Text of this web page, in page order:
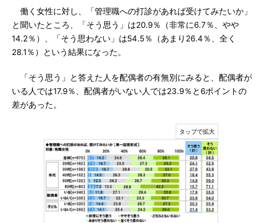
働く女性に対し、「管理職への打診があれば受けてみたいか」
と聞いたところ、「そう思う」は20.9％（非常に6.7％、やや
14.2％）、「そう思わない」は54.5％（あまり26.4％、全く
28.1％）という結果になった。
「そう思う」と答えた人を配偶者の有無別にみると、配偶者が
いる人では17.9％、配偶者がいない人では23.9％と6ポイントの
差があった。